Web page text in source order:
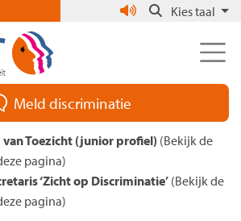
Kies taal
Meld discriminatie
van Toezicht (junior profiel) (Bekijk de
pagina)
‘Zicht op Discriminatie’ (Bekijk de
pagina)